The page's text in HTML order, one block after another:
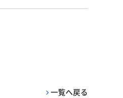
一覧へ戻る